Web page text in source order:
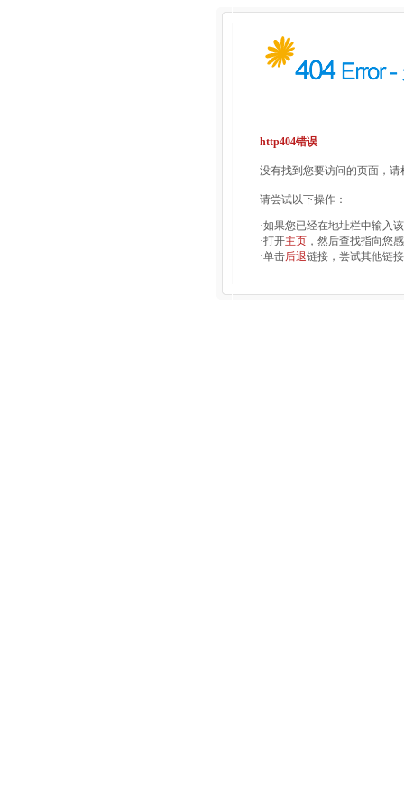
http404错误
没有找到您要访问的页面，
请尝试以下操作：
·如果您已经在地址栏中输入
·打开主页 ，然后查找指向您
·单击后退链接，尝试其他链